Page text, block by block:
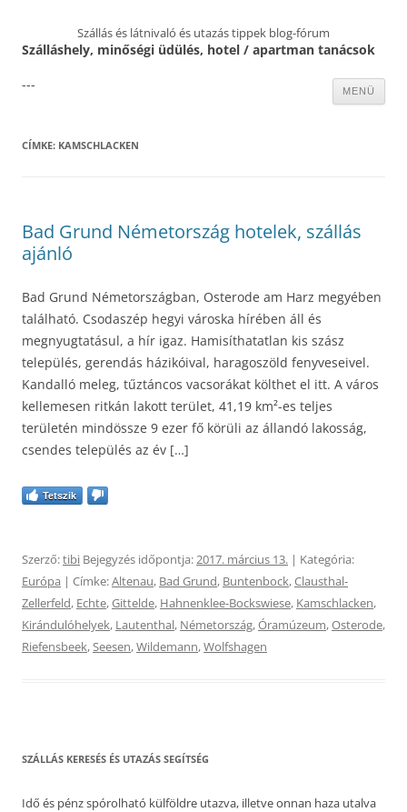
Szállás és látnivaló és utazás tippek blog-fórum
Szálláshely, minőségi üdülés, hotel / apartman tanácsok
MENÜ
---
CÍMKE: KAMSCHLACKEN
Bad Grund Németország hotelek, szállás
ajánló
Bad Grund Németországban, Osterode am Harz megyében
található. Csodaszép hegyi városka hírében áll és
megnyugtatásul, a hír igaz. Hamisíthatatlan kis szász
település, gerendás házikóival, haragoszöld fenyveseivel.
Kandalló meleg, tűztáncos vacsorákat költhet el itt. A város
kellemesen ritkán lakott terület, 41,19 km²-es teljes
területén mindössze 9 ezer fő körüli az állandó lakosság,
csendes település az év […]
Tetszik
Szerző:tibi Bejegyzés időpontja:2017. március 13. | Kategória:
Európa | Címke:Altenau, Bad Grund, Buntenbock,Clausthal-
Zellerfeld, Echte,Gittelde, Hahnenklee-Bockswiese, Kamschlacken,
Kirándulóhelyek, Lautenthal, Németország,Óramúzeum,Osterode,
Riefensbeek,Seesen,Wildemann,Wolfshagen
SZÁLLÁS KERESÉS ÉS UTAZÁS SEGÍTSÉG
Idő és pénz spórolható külföldre utazva, illetve onnan haza utalva